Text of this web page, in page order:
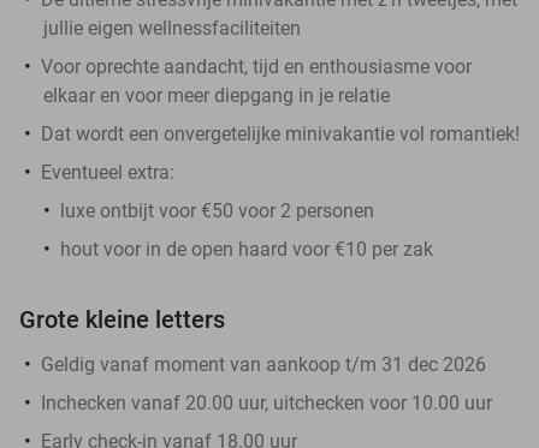
jullie eigen wellnessfaciliteiten
Voor oprechte aandacht, tijd en enthousiasme voor
elkaar en voor meer diepgang in je relatie
Dat wordt een onvergetelijke minivakantie vol romantiek!
Eventueel extra:
luxe ontbijt voor €50 voor 2 personen
hout voor in de open haard voor €10 per zak
Grote kleine letters
Geldig vanaf moment van aankoop t/m 31 dec 2026
Inchecken vanaf 20.00 uur, uitchecken voor 10.00 uur
Early check-in vanaf 18.00 uur